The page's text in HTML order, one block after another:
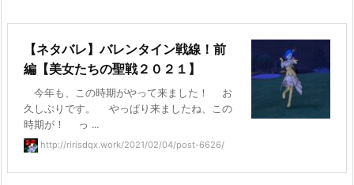
【ネタバレ】バレンタイン戦線！前
編【美女たちの聖戦２０２１】
今年も、この時期がやって来ました！ お
久しぶりです。 やっぱり来ましたね、この
時期が！ っ ...
http://ririsdqx.work/2021/02/04/post-6626/